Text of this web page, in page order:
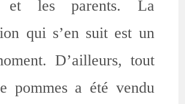
et les parents. La
qui s’en suit est un
D’ailleurs, tout
pommes a été vendu